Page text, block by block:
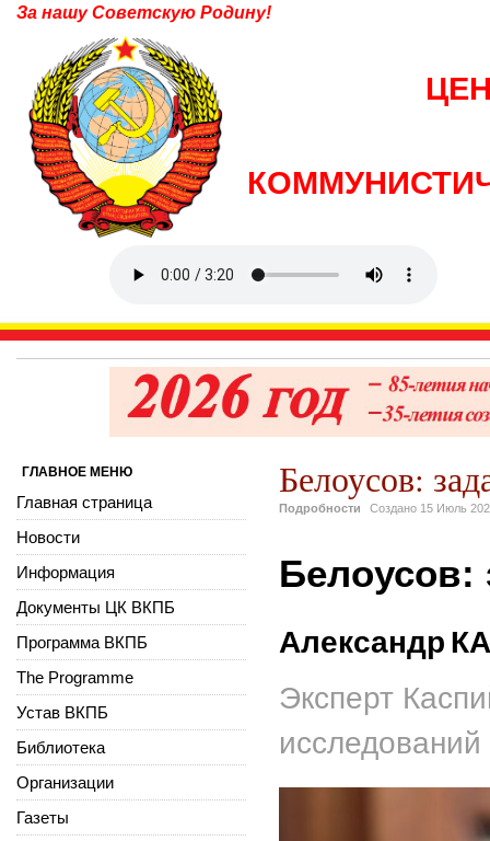
За нашу Советскую Родину!
Белоусов:
Подробности Создано 15 Июль
Белоусов:
Александр
Эксперт
исследований
ГЛАВНОЕ МЕНЮ
Главная страница
Новости
Информация
Документы ЦК ВКПБ
Программа ВКПБ
The Programme
Устав ВКПБ
Библиотека
Организации
Газеты